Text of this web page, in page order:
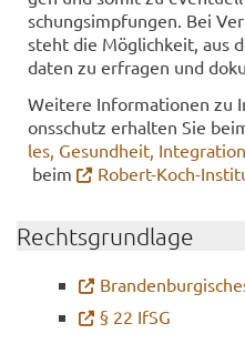
schungs­imp­fun­gen. Bei
steht die Mög­lich­keit, aus
da­ten zu er­fra­gen und
Wei­te­re In­for­ma­tio­nen zu
ons­schutz er­hal­ten Sie
les, Ge­sund­heit,
beim
Robert-​Koch-
Rechts­grund­la­ge
§ 22 IfSG